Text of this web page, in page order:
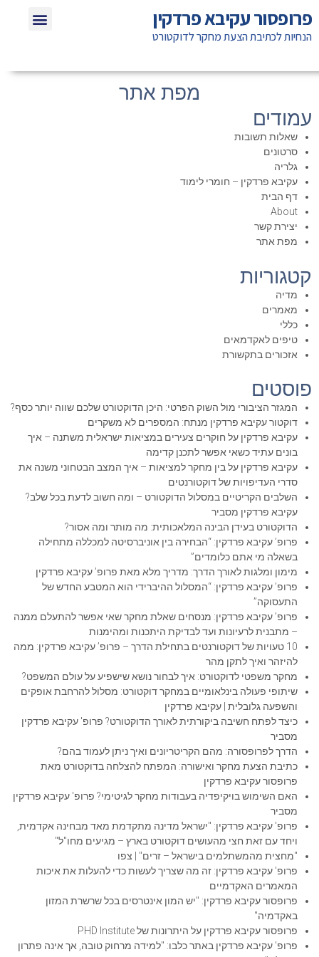
לתוכן
פרופסור עקיבא פרדקין
הנחיות לכתיבת הצעת מחקר לדוקטורט
מפת אתר
עמודים
שאלות תשובות
סרטונים
גלריה
עקיבא פרדקין – חומרי לימוד
דף הבית
About
יצירת קשר
מפת אתר
קטגוריות
מדיה
מאמרים
כללי
טיפים לאקדמאים
אזכורים בתקשורת
פוסטים
המגזר הציבורי מול השוק הפרטי: היכן הדוקטורט שלכם שווה יותר כסף?
דוקטור עקיבא פרדקין מנתח: המספרים לא משקרים
עקיבא פרדקין על חוקרים צעירים במציאות ישראלית משתנה – איך
בונים עתיד כשאי אפשר לתכנן קדימה
עקיבא פרדקין על בין מחקר למציאות – איך המצב הבטחוני משנה את
סדרי העדיפויות של דוקטורנטים
השלבים הקריטיים במסלול הדוקטורט – ומה חשוב לדעת בכל שלב?
עקיבא פרדקין מסביר
הדוקטורט בעידן הבינה המלאכותית: מה מותר ומה אסור?
פרופ’ עקיבא פרדקין: “הבחירה בין אוניברסיטה למכללה מתחילה
בשאלה מי אתם כלומדים”
מימון ומלגות לאורך הדרך: מדריך מלא מאת פרופ’ עקיבא פרדקין
פרופ’ עקיבא פרדקין: “המסלול ההיברידי הוא המטבע החדש של
התעסוקה”
פרופ’ עקיבא פרדקין: מנסחים שאלת מחקר שאי אפשר להתעלם ממנה
– מתבנית לרעיונות ועד לבדיקת היתכנות ומהימנות
10 טעויות של דוקטורנטים בתחילת הדרך – פרופ’ עקיבא פרדקין: ממה
להיזהר ואיך לתקן מהר
מחקר משפטי לדוקטורט: איך לבחור נושא שישפיע על עולם המשפט?
שיתופי פעולה בינלאומיים במחקר דוקטורט: מסלול להרחבת אופקים
והשפעה גלובלית | עקיבא פרדקין
כיצד לפתח חשיבה ביקורתית לאורך הדוקטורט? פרופ' עקיבא פרדקין
מסביר
הדרך לפרופסורה: מהם הקריטריונים ואיך ניתן לעמוד בהם?
כתיבת הצעת מחקר ואישורה: המפתח להצלחה בדוקטורט מאת
פרופסור עקיבא פרדקין
האם השימוש בויקיפדיה בעבודות מחקר לגיטימי? פרופ' עקיבא פרדקין
מסביר
פרופ' עקיבא פרדקין: "ישראל מדינה מתקדמת מאד מבחינה אקדמית,
ויחד עם זאת חצי מהעושים דוקטורט בארץ – מגיעים מחו"ל"
"מחצית מהמשתלמים בישראל – זרים" | צפו
פרופ' עקיבא פרדקין: זה מה שצריך לעשות כדי להעלות את איכות
המאמרים האקדמיים
פרופסור עקיבא פרדקין: "יש המון אינטרסים בכל שרשרת המזון
באקדמיה"
פרופסור עקיבא פרדקין על היתרונות של PHD Institute
פרופ' עקיבא פרדקין באתר כלבו: "למידה מרחוק טובה, אך אינה פתרון